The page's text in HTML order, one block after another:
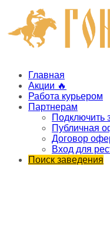
Главная
Акции 🔥
Работа курьером
Партнерам
Подключить
Публичная
Договор
Вход для
Поиск заведения